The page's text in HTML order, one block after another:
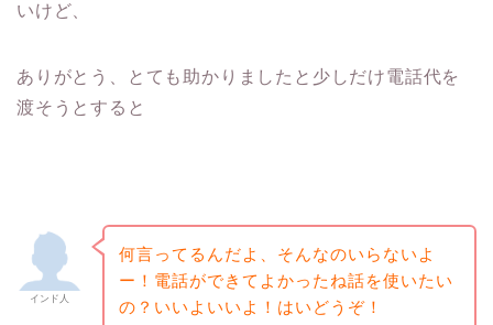
いけど、
ありがとう、とても助かりましたと少しだけ電話代を
渡そうとすると
インド人
何言ってるんだよ、そんなのいらないよ
ー！電話ができてよかったね話を使いたい
の？いいよいいよ！はいどうぞ！